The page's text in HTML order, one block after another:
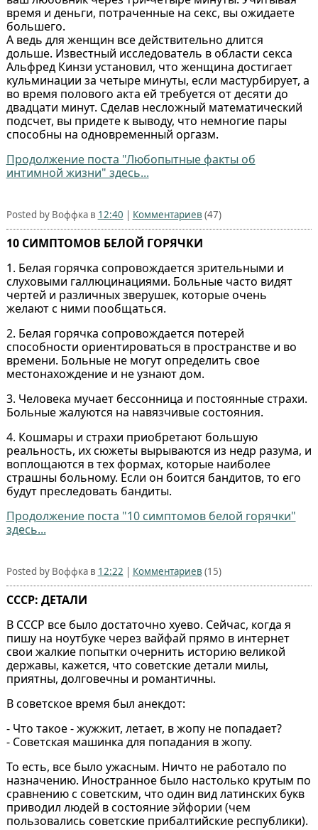
время и деньги, потраченные на секс, вы ожидаете
большего.
А ведь для женщин все действительно длится
дольше. Известный исследователь в области секса
Альфред Кинзи установил, что женщина достигает
кульминации за четыре минуты, если мастурбирует, а
во время полового акта ей требуется от десяти до
двадцати минут. Сделав несложный математический
подсчет, вы придете к выводу, что немногие пары
способны на одновременный оргазм.
Продолжение поста "Любопытные факты об
интимной жизни" здесь...
Posted by Воффка в 12:40 | Комментариев (47)
10 СИМПТОМОВ БЕЛОЙ ГОРЯЧКИ
1. Белая горячка сопровождается зрительными и
слуховыми галлюцинациями. Больные часто видят
чертей и различных зверушек, которые очень
желают с ними пообщаться.
2. Белая горячка сопровождается потерей
способности ориентироваться в пространстве и во
времени. Больные не могут определить свое
местонахождение и не узнают дом.
3. Человека мучает бессонница и постоянные страхи.
Больные жалуются на навязчивые состояния.
4. Кошмары и страхи приобретают большую
реальность, их сюжеты вырываются из недр разума, и
воплощаются в тех формах, которые наиболее
страшны больному. Если он боится бандитов, то его
будут преследовать бандиты.
Продолжение поста "10 симптомов белой горячки"
здесь...
Posted by Воффка в 12:22 | Комментариев (15)
СССР: ДЕТАЛИ
В СССР все было достаточно хуево. Сейчас, когда я
пишу на ноутбуке через вайфай прямо в интернет
свои жалкие попытки очернить историю великой
державы, кажется, что советские детали милы,
приятны, долговечны и романтичны.
В советское время был анекдот:
- Что такое - жужжит, летает, в жопу не попадает?
- Советская машинка для попадания в жопу.
То есть, все было ужасным. Ничто не работало по
назначению. Иностранное было настолько крутым по
сравнению с советским, что один вид латинских букв
приводил людей в состояние эйфории (чем
пользовались советские прибалтийские республики).